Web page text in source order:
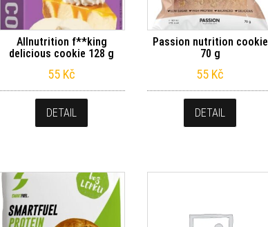
Allnutrition f**king
delicious cookie 128 g
55 Kč
DETAIL
Passion nutrition cookie
70 g
55 Kč
DETAIL